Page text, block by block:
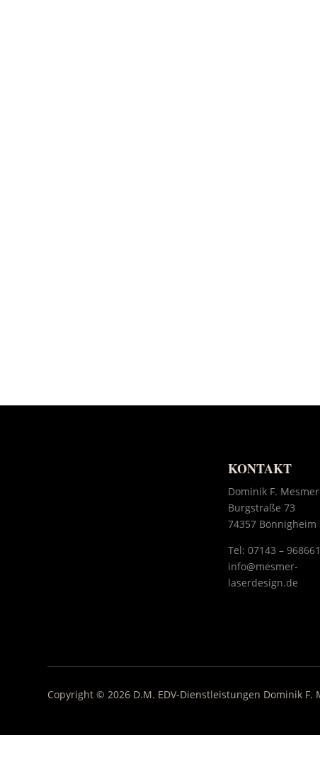
KONTAKT
Dominik F. Mesmer
Burgstraße 73
74357 Bönnigheim
Tel:07143 –
info@mesmer-
laserdesign.de
Copyright © 2026 D.M. EDV-Dienstleistungen Dominik F.